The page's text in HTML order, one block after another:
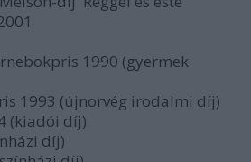
1990 (gyermek
1993 (újnorvég irodalmi díj)
(kiadói díj)
díj)